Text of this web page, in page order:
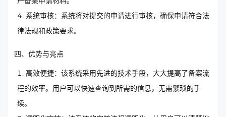
系统审核：系统将对提交的申请进行审核，确保申请符合法
律法规和政策要求。
四、优势与亮点
高效便捷：该系统采用先进的技术手段，大大提高了备案流
程的效率。用户可以快速查询到所需的信息，无需繁琐的手
续。